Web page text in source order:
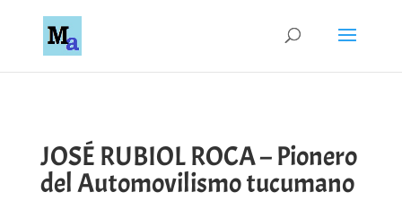
JOSÉ RUBIOL ROCA – Pionero
del Automovilismo tucumano